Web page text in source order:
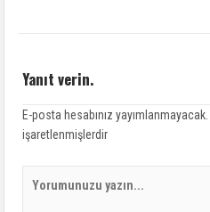
Yanıt verin.
E-posta hesabınız yayımlanmayacak.
işaretlenmişlerdir